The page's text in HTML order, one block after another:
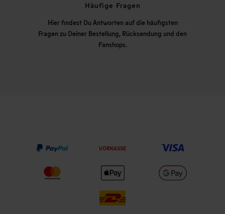
Häufige Fragen
Hier findest Du Antworten auf die häufigsten
Fragen zu Deiner Bestellung, Rücksendung und den
Fanshops.
VORKASSE